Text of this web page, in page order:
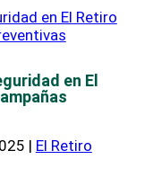
en El
| El Retiro